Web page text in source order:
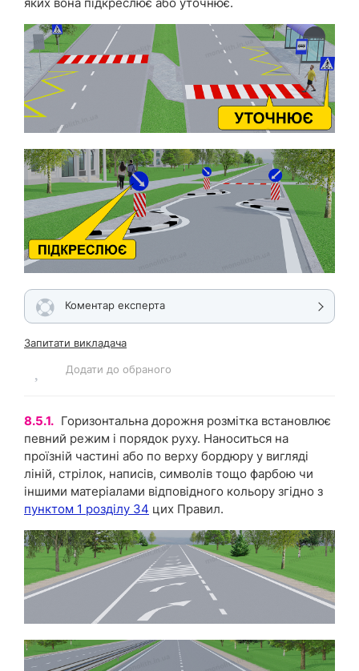
яких вона підкреслює або уточнює.
Коментар експерта
Запитати викладача
Додати до обраного
8.5.1. Горизонтальна дорожня розмітка встановлює
певний режим і порядок руху. Наноситься на
проїзній частині або по верху бордюру у вигляді
ліній, стрілок, написів, символів тощо фарбою чи
іншими матеріалами відповідного кольору згідно з
пунктом 1 розділу 34 цих Правил.